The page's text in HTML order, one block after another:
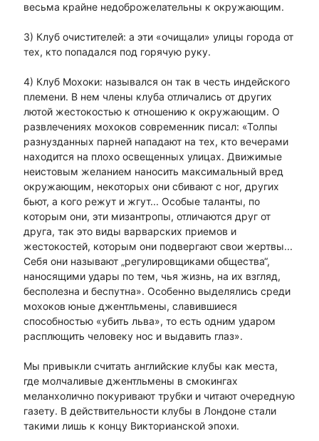
весьма крайне недоброжелательны к окружающим.
3) Клуб очистителей: а эти «очищали» улицы города от
тех, кто попадался под горячую руку.
4) Клуб Мохоки: назывался он так в честь индейского
племени. В нем члены клуба отличались от других
лютой жестокостью к отношению к окружающим. О
развлечениях мохоков современник писал: «Толпы
разнузданных парней нападают на тех, кто вечерами
находится на плохо освещенных улицах. Движимые
неистовым желанием наносить максимальный вред
окружающим, некоторых они сбивают с ног, других
бьют, а кого режут и жгут... Особые таланты, по
которым они, эти мизантропы, отличаются друг от
друга, так это виды варварских приемов и
жестокостей, которым они подвергают свои жертвы...
Себя они называют „регулировщиками общества“,
наносящими удары по тем, чья жизнь, на их взгляд,
бесполезна и беспутна». Особенно выделялись среди
мохоков юные джентльмены, славившиеся
способностью «убить льва», то есть одним ударом
расплющить человеку нос и выдавить глаз».
Мы привыкли считать английские клубы как места,
где молчаливые джентльмены в смокингах
меланхолично покуривают трубки и читают очередную
газету. В действительности клубы в Лондоне стали
такими лишь к концу Викторианской эпохи.